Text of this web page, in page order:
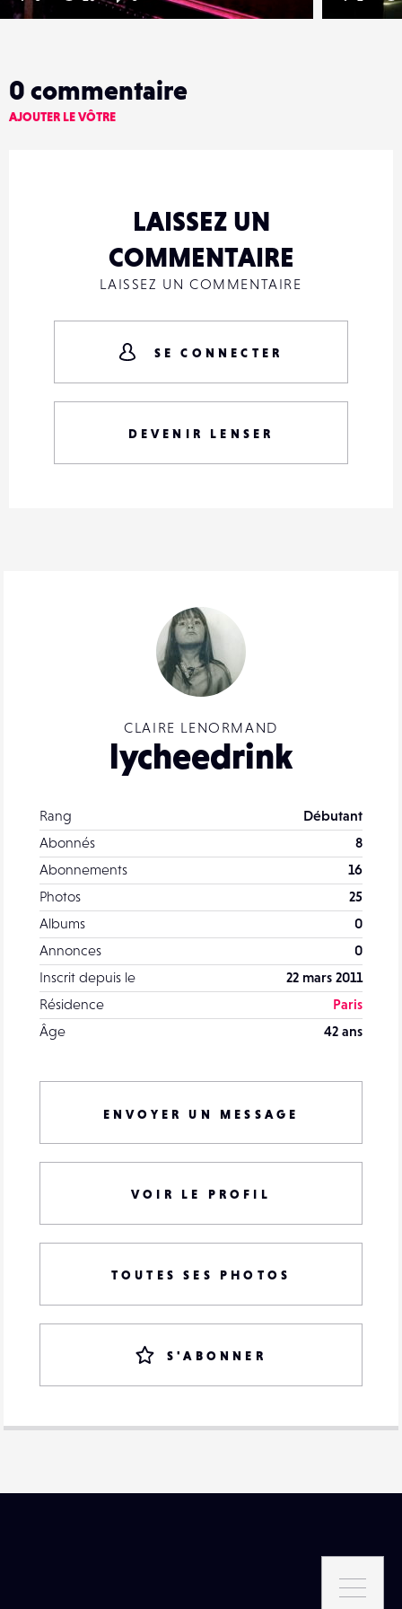
CLAIRE LENORMAND
lycheedrink
Rang
Débutant
Abonnés
8
Abonnements
16
Photos
25
Albums
0
Annonces
0
Inscrit depuis le
22 mars 2011
Résidence
Paris
Âge
42 ans
ENVOYER UN MESSAGE
VOIR LE PROFIL
TOUTES SES PHOTOS
S'ABONNER
0 commentaire
AJOUTER LE VÔTRE
LAISSEZ UN
COMMENTAIRE
LAISSEZ UN COMMENTAIRE
SE CONNECTER
DEVENIR LENSER